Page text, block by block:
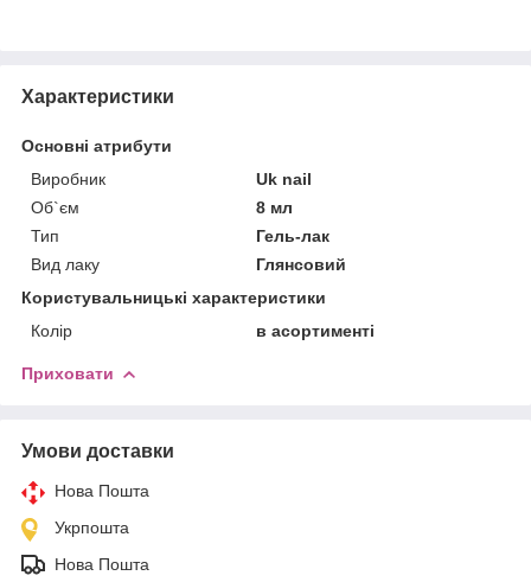
Характеристики
Основні атрибути
Виробник
Uk nail
Об`єм
8 мл
Тип
Гель-лак
Вид лаку
Глянсовий
Користувальницькі характеристики
Колір
в асортименті
Приховати
Умови доставки
Нова Пошта
Укрпошта
Нова Пошта